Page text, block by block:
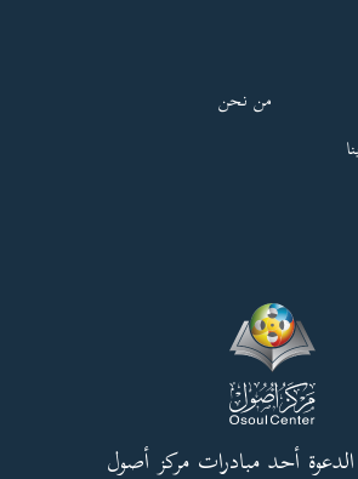
من نحن
أحد مبادرات مركز أصول